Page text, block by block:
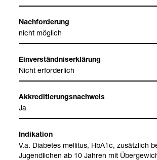
Nach­for­de­rung
nicht mög­lich
Ein­ver­ständ­nis­er­klä­rung
Nicht erfor­der­lich
Akkre­di­tie­rungs­nach­weis
Ja
Indi­ka­tion
V.a. Dia­be­tes mel­li­tus, HbA1c, zusätz­lich
Jugend­li­chen ab 10 Jah­ren mit